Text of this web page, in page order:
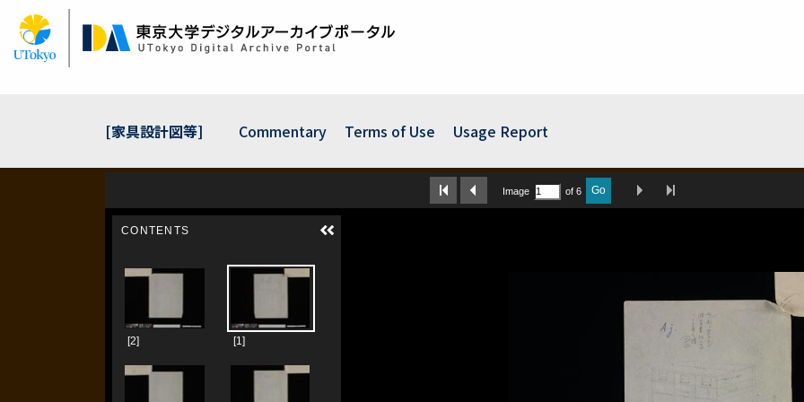
Skip
main
content
[家具設計図等] Commentary Terms of Use Usage Report